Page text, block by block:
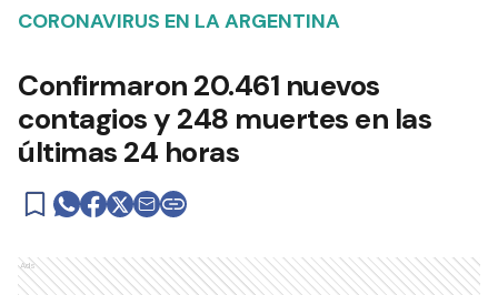
CORONAVIRUS EN LA ARGENTINA
Confirmaron 20.461 nuevos
contagios y 248 muertes en las
últimas 24 horas
Ads